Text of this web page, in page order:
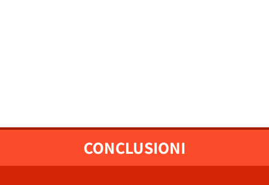
CONCLUSIONI